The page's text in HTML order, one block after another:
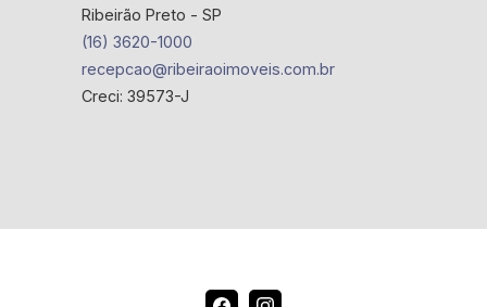
Ribeirão Preto - SP
(16) 3620-1000
recepcao@ribeiraoimoveis.com.br
Creci: 39573-J